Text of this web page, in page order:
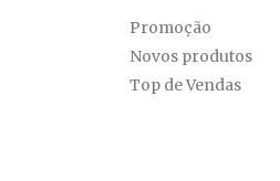
Promoção
Novos produtos
Top de Vendas